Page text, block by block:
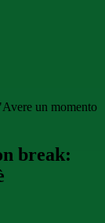
un momento
break: